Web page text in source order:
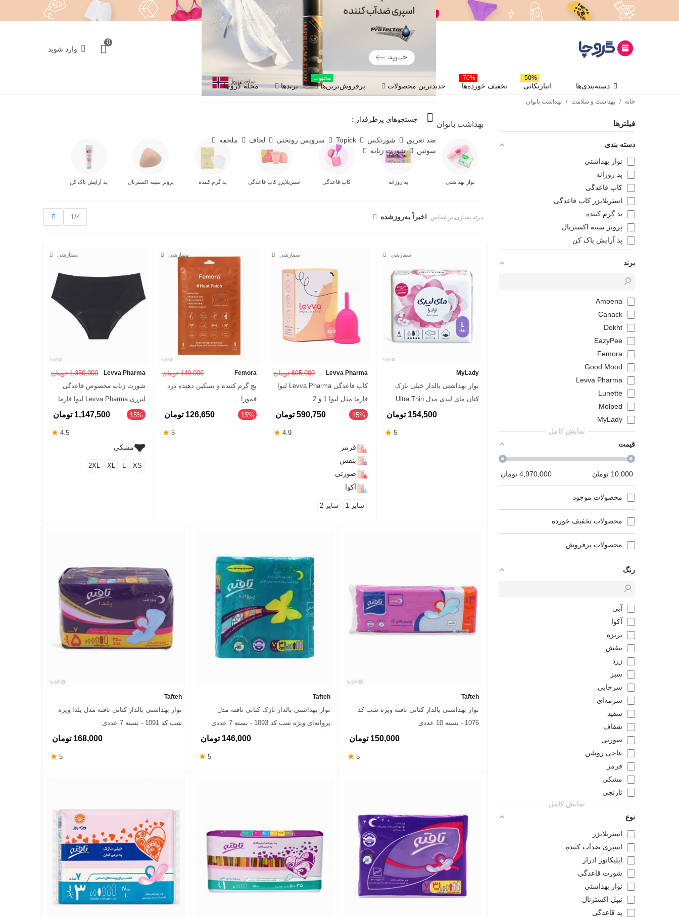
جستجوهای پرطرفدار :
ضد تعریق شورتکس Topick سرویس روتختی لحاف
ملحفه
سوتین
شورت زنانه
0
وارد شوید
دسته‌بندی‌ها انبارتکانی
50%-
تخفیف خورده‌ها
70%-
جدیدترین محصولات پرفروش‌ترین‌ها
محبوب
برندها مجله گروچا
خانه / بهداشت و سلامت / بهداشت بانوان
فیلترها
دسته بندی
نوار بهداشتی
پد روزانه
کاپ قاعدگی
استریلایزر کاپ قاعدگی
پد گرم کننده
پروتز سینه اکسترنال
پد آرایش پاک کن
برند
Amoena
Canack
Dokht
EazyPee
Femora
Good Mood
Levva Pharma
Lunette
Molped
MyLady
نمایش کامل
قیمت
10,000 تومان 4,970,000 تومان
محصولات موجود
محصولات تخفیف خورده
محصولات پرفروش
رنگ
آبی
آکوا
برنزه
بنفش
زرد
سبز
سرخابی
سرمه‌ای
سفید
شفاف
صورتی
عاجی روشن
قرمز
مشکی
نارنجی
نمایش کامل
نوع
استریلایزر
اسپری ضدآب کننده
اپلیکاتور ادرار
شورت قاعدگی
نوار بهداشتی
نیپل اکسترنال
پد قاعدگی
بهداشت بانوان
نوار بهداشتی پد روزانه کاپ قاعدگی استریلایزر کاپ قاعدگی پد گرم کننده پروتز سینه اکسترنال پد آرایش پاک کن
مرتب‌سازی بر اساس اخیراً به‌روز‌شده 1/4
MyLady
نوار بهداشتی بالدار خیلی نازک
کتان مای لیدی مدل Ultra Thin
154,500 تومان
5
★
Levva Pharma
695,000 تومان
کاپ قاعدگی Levva Pharma لیوا
فارما مدل لیوا 1 و 2
‎15% 590,750 تومان
4.9
★
قرمز
بنفش
صورتی
آکوا
سایز 1 سایز 2
Femora
149,000 تومان
پچ گرم کننده و تسکین دهنده درد
فمورا
‎15% 126,650 تومان
5
★
Levva Pharma
1,350,000 تومان
شورت زنانه مخصوص قاعدگی
لیزری Levva Pharma لیوا فارما
‎15% 1,147,500 تومان
4.5
★
مشکی
XS
L
XL
2XL
Tafteh
نوار بهداشتی بالدار کتانی تافته ویژه شب کد
1076 - بسته 10 عددی
150,000 تومان
5
★
Tafteh
نوار بهداشتی بالدار نازک کتانی تافته مدل
پروانه‌ای ویژه شب کد 1093 - بسته 7 عددی
146,000 تومان
5
★
Tafteh
نوار بهداشتی بالدار کتانی تافته مدل یلدا ویژه
شب کد 1091 - بسته 7 عددی
168,000 تومان
5
★